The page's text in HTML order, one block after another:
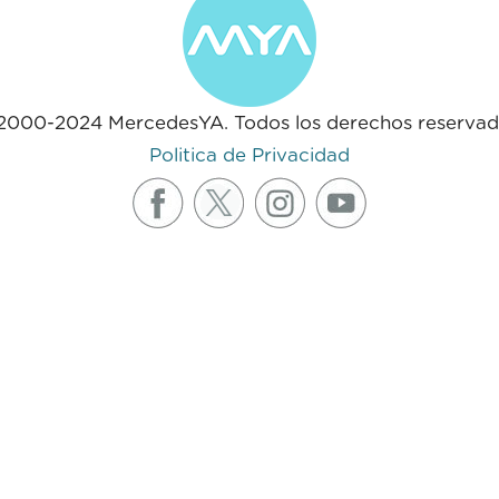
2024 MercedesYA. Todos los derechos
Politica de Privacidad